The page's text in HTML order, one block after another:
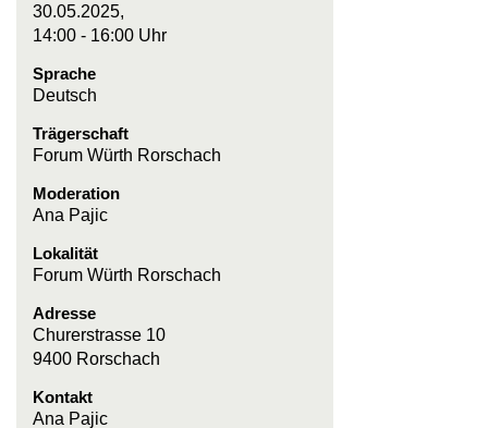
30.05.2025,
14:00 - 16:00 Uhr
Sprache
Deutsch
Trägerschaft
Forum Würth Rorschach
Moderation
Ana Pajic
Lokalität
Forum Würth Rorschach
Adresse
Churerstrasse 10
9400 Rorschach
Kontakt
Ana Pajic